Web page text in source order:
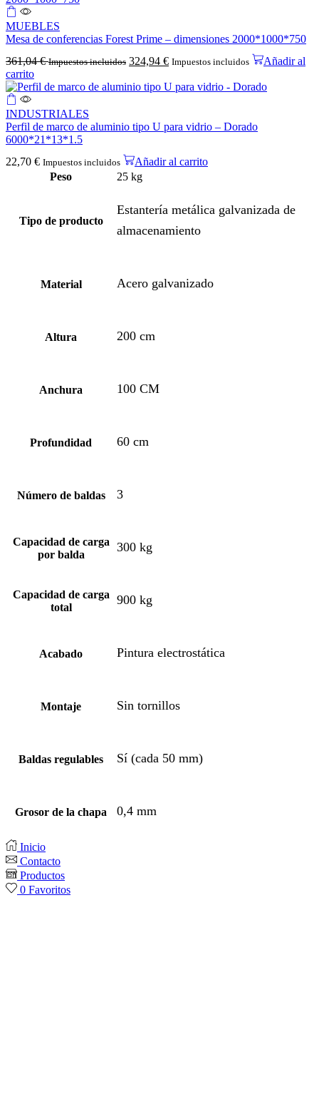
MUEBLES
Mesa de conferencias Forest Prime – dimensiones 2000*1000*750
361,04€ Impuestos incluidos 324,94 € Impuestos incluidos
Añadir al
carrito
INDUSTRIALES
Perfil de marco de aluminio tipo U para vidrio – Dorado
6000*21*13*1.5
22,70 € Impuestos incluidos
Añadir al carrito
Peso
25 kg
Tipo de producto
Estantería metálica galvanizada de
almacenamiento
Material Acero galvanizado
Altura 200 cm
Anchura 100 CM
Profundidad 60 cm
Número de baldas 3
Capacidad de carga
por balda
300 kg
Capacidad de carga
total
900 kg
Acabado Pintura electrostática
Montaje Sin tornillos
Baldas regulables Sí (cada 50 mm)
Grosor de la chapa 0,4 mm
Inicio
Contacto
Productos
0 Favoritos